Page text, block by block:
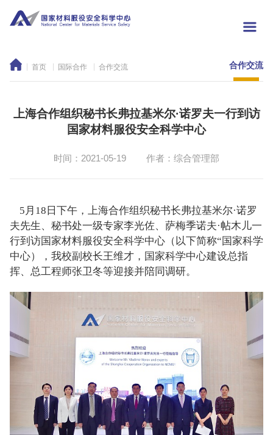
首页 国际合作 合作交流 合作交流
上海合作组织秘书长弗拉基米尔·诺罗夫一行到访
国家材料服役安全科学中心
时间：2021-05-19 作者：综合管理部
5月18日下午，上海合作组织秘书长弗拉基米尔·诺罗
夫先生、秘书处一级专家李光佐、萨梅季诺夫·帖木儿一
行到访国家材料服役安全科学中心（以下简称“国家科学
中心），我校副校长王维才，国家科学中心建设总指
挥、总工程师张卫冬等迎接并陪同调研。